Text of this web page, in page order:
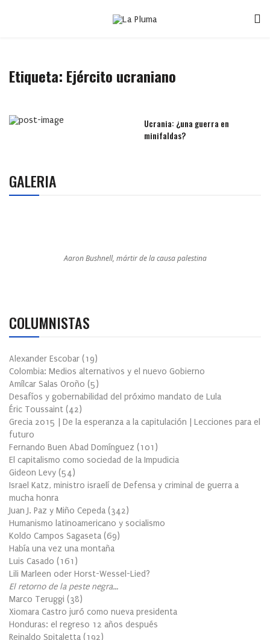
Etiqueta: Ejército ucraniano
Ucrania: ¿una guerra en
minifaldas?
GALERIA
Aaron Bushnell, mártir de la causa palestina
COLUMNISTAS
Alexander Escobar (19)
Colombia: Medios alternativos y el nuevo Gobierno
Amílcar Salas Oroño (5)
Desafíos y gobernabilidad del próximo mandato de Lula
Éric Toussaint (42)
Grecia 2015 | De la esperanza a la capitulación | Lecciones para el
futuro
Fernando Buen Abad Domínguez (101 )
El capitalismo como sociedad de la Impudicia
Gideon Levy (54)
Israel Katz, ministro israelí de Defensa y criminal de guerra a
mucha honra
Juan J. Paz y Miño Cepeda (342)
Humanismo latinoamericano y socialismo
Koldo Campos Sagaseta (69)
Había una vez una montaña
Luis Casado (161 )
Lili Marleen oder Horst-Wessel-Lied?
El retorno de la peste negra…
Marco Teruggi (38)
Xiomara Castro juró como nueva presidenta
Honduras: el regreso 12 años después
Reinaldo Spitaletta (192)